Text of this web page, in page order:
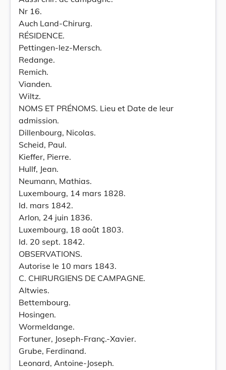
Nr 16.
Auch Land-Chirurg.
RÉSIDENCE.
Pettingen-lez-Mersch.
Redange.
Remich.
Vianden.
Wiltz.
NOMS ET PRÉNOMS. Lieu et Date de leur
admission.
Dillenbourg, Nicolas.
Scheid, Paul.
Kieffer, Pierre.
Hullf, Jean.
Neumann, Mathias.
Luxembourg, 14 mars 1828.
Id. mars 1842.
Arlon, 24 juin 1836.
Luxembourg, 18 août 1803.
Id. 20 sept. 1842.
OBSERVATIONS.
Autorise le 10 mars 1843.
C. CHIRURGIENS DE CAMPAGNE.
Altwies.
Bettembourg.
Hosingen.
Wormeldange.
Fortuner, Joseph-Franç.-Xavier.
Grube, Ferdinand.
Leonard, Antoine-Joseph.